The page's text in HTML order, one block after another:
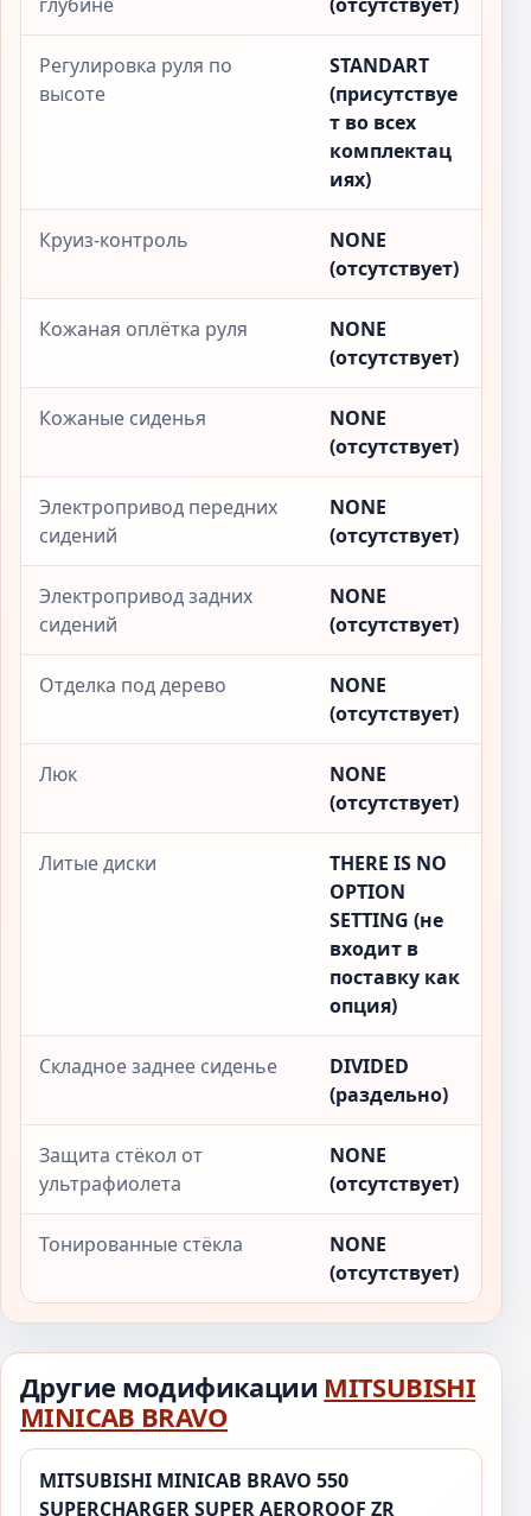
Регулировка руля по
высоте
STANDART
(присутствуе
т во всех
комплектац
иях)
Круиз-контроль
NONE
(отсутствует)
Кожаная оплётка руля
NONE
(отсутствует)
Кожаные сиденья
NONE
(отсутствует)
Электропривод передних
сидений
NONE
(отсутствует)
Электропривод задних
сидений
NONE
(отсутствует)
Отделка под дерево
NONE
(отсутствует)
Люк
NONE
(отсутствует)
Литые диски
THERE IS NO
OPTION
SETTING (не
входит в
поставку как
опция)
Складное заднее сиденье
DIVIDED
(раздельно)
Защита стёкол от
ультрафиолета
NONE
(отсутствует)
Тонированные стёкла
NONE
(отсутствует)
Другие модификации MITSUBISHI
MINICAB BRAVO
MITSUBISHI MINICAB BRAVO 550
SUPERCHARGER SUPER AEROROOF ZR